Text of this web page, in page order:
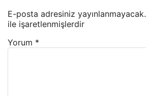
E-posta adresiniz yayınlanmayacak.
ile işaretlenmişlerdir
Yorum *